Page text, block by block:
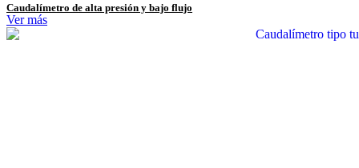
Caudalímetro de alta presión y bajo flujo
Ver más